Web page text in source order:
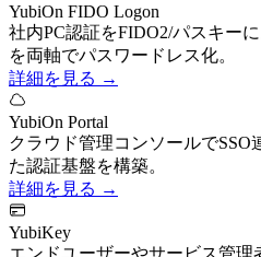
YubiOn FIDO Logon
社内PC認証をFIDO2/パスキー
を両軸でパスワードレス化。
詳細を見る →
YubiOn Portal
クラウド管理コンソールで
た認証基盤を構築。
詳細を見る →
YubiKey
エンドユーザーやサービス管理